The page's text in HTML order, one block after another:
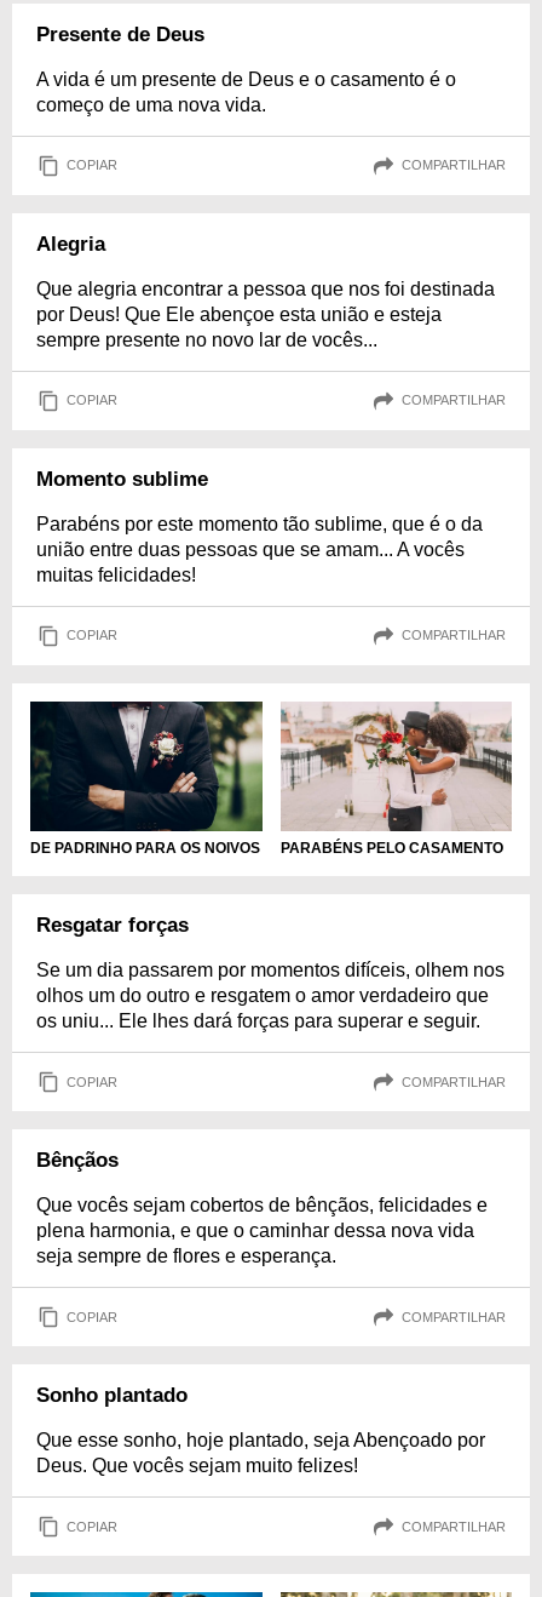
Presente de Deus
A vida é um presente de Deus e o casamento é o
começo de uma nova vida.
COPIAR COMPARTILHAR
Alegria
Que alegria encontrar a pessoa que nos foi destinada
por Deus! Que Ele abençoe esta união e esteja
sempre presente no novo lar de vocês...
COPIAR COMPARTILHAR
Momento sublime
Parabéns por este momento tão sublime, que é o da
união entre duas pessoas que se amam... A vocês
muitas felicidades!
COPIAR COMPARTILHAR
DE PADRINHO PARA OS NOIVOS PARABÉNS PELO CASAMENTO
Resgatar forças
Se um dia passarem por momentos difíceis, olhem nos
olhos um do outro e resgatem o amor verdadeiro que
os uniu... Ele lhes dará forças para superar e seguir.
COPIAR COMPARTILHAR
Bênçãos
Que vocês sejam cobertos de bênçãos, felicidades e
plena harmonia, e que o caminhar dessa nova vida
seja sempre de flores e esperança.
COPIAR COMPARTILHAR
Sonho plantado
Que esse sonho, hoje plantado, seja Abençoado por
Deus. Que vocês sejam muito felizes!
COPIAR COMPARTILHAR